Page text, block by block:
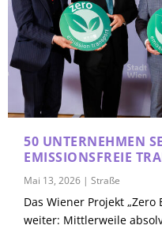
50 UNTERNEHMEN
EMISSIONSFREIE
Mai 13, 2026 |Straße
Das Wiener Projekt
weiter: Mittlerweile